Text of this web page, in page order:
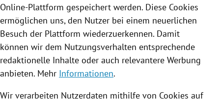
Online-Plattform gespeichert werden. Diese Cookies
ermöglichen uns, den Nutzer bei einem neuerlichen
Besuch der Plattform wiederzuerkennen. Damit
können wir dem Nutzungsverhalten entsprechende
redaktionelle Inhalte oder auch relevantere Werbung
anbieten. Mehr Informationen.
Wir verarbeiten Nutzerdaten mithilfe von Cookies auf